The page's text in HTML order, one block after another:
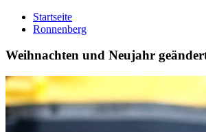
Startseite
Ronnenberg
Weihnachten und Neujahr